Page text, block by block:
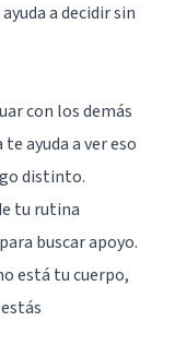
a decidir sin
con los demás
ayuda a ver eso
distinto.
tu rutina
buscar apoyo.
está tu cuerpo,